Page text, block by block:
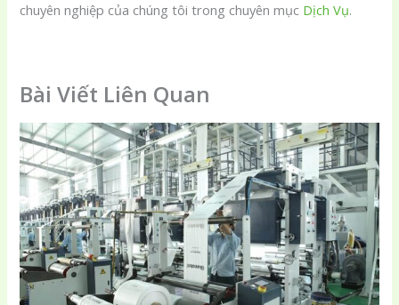
chuyên nghiệp của chúng tôi trong chuyên mục Dịch Vụ.
Bài Viết Liên Quan